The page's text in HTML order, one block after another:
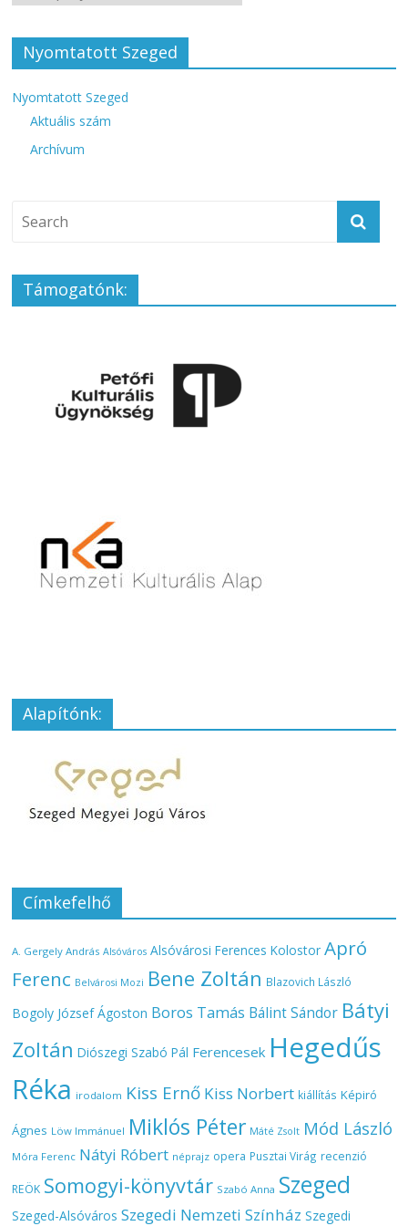
Nyomtatott Szeged
Nyomtatott Szeged
Aktuális szám
Archívum
Támogatónk:
Alapítónk:
Címkefelhő
A. Gergely András Alsóváros Alsóvárosi Ferences Kolostor Apró
Ferenc Belvárosi Mozi Bene Zoltán Blazovich László
Bogoly József Ágoston Boros Tamás Bálint Sándor Bátyi
Zoltán Diószegi Szabó Pál Ferencesek Hegedűs
Réka irodalom Kiss Ernő Kiss Norbert kiállítás Képiró
Ágnes Löw Immánuel Miklós Péter Máté Zsolt Mód László
Móra Ferenc Nátyi Róbert néprajz opera Pusztai Virág recenzió
REÖK Somogyi-könyvtár Szabó Anna Szeged
Szeged-Alsóváros Szegedi Nemzeti Színház Szegedi